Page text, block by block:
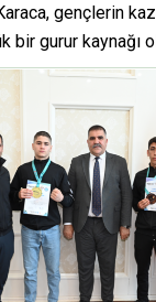
gençlerin
bir gurur kaynağı